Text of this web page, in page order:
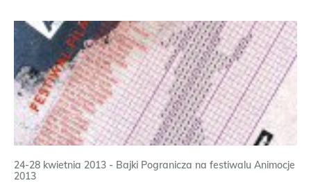
24-28 kwietnia 2013 - Bajki Pogranicza na festiwalu Animocje
2013